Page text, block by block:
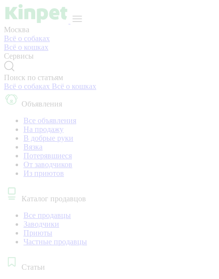
Москва
Всё о собаках
Всё о кошках
Сервисы
Поиск по статьям
Всё о собаках Всё о кошках
Объявления
Все объявления
На продажу
В добрые руки
Вязка
Потерявшиеся
От заводчиков
Из приютов
Каталог продавцов
Все продавцы
Заводчики
Приюты
Частные продавцы
Статьи